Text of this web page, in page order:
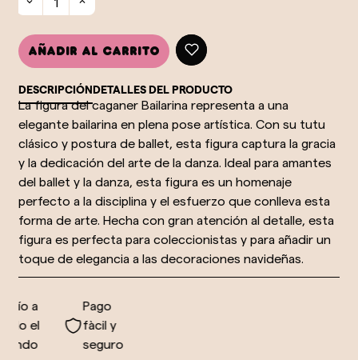
Añadir al carrito
DESCRIPCIÓNDETALLES DEL PRODUCTO
La figura del caganer Bailarina representa a una
elegante bailarina en plena pose artística. Con su tutu
clásico y postura de ballet, esta figura captura la gracia
y la dedicación del arte de la danza. Ideal para amantes
del ballet y la danza, esta figura es un homenaje
perfecto a la disciplina y el esfuerzo que conlleva esta
forma de arte. Hecha con gran atención al detalle, esta
figura es perfecta para coleccionistas y para añadir un
toque de elegancia a las decoraciones navideñas.
a
el
Pago
fàcil y
seguro